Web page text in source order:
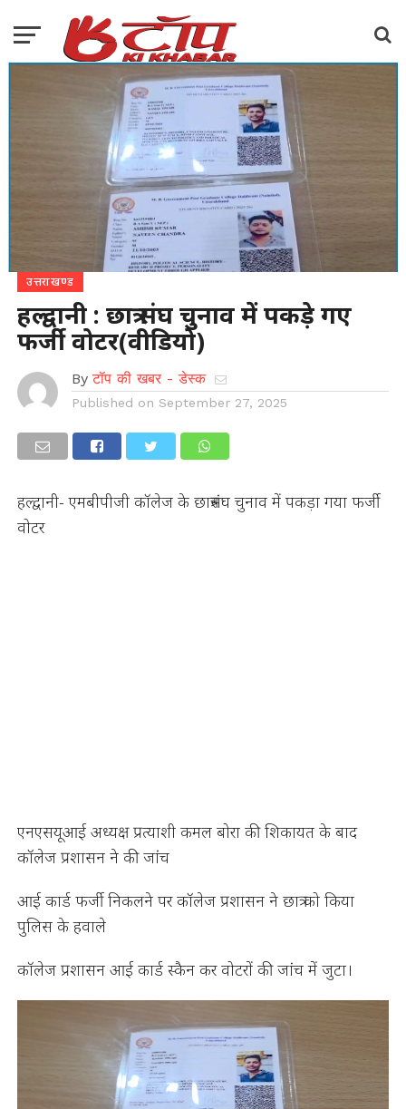
उत्तराखण्ड
हल्द्वानी : छात्र संघ चुनाव में पकड़े गए
फर्जी वोटर(वीडियो)
By टॉप की खबर - डेस्क
Published on September 27, 2025
हल्द्वानी- एमबीपीजी कॉलेज के छात्रसंघ चुनाव में पकड़ा गया फर्जी
वोटर
एनएसयूआई अध्यक्ष प्रत्याशी कमल बोरा की शिकायत के बाद
कॉलेज प्रशासन ने की जांच
आई कार्ड फर्जी निकलने पर कॉलेज प्रशासन ने छात्र को किया
पुलिस के हवाले
कॉलेज प्रशासन आई कार्ड स्कैन कर वोटरों की जांच में जुटा।